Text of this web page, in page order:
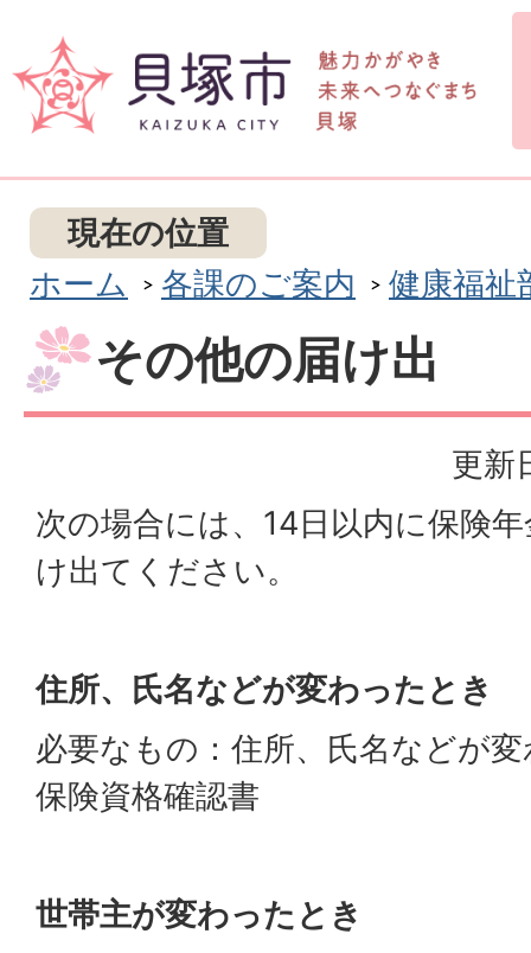
現在の位置
ホーム
各課のご案内 健康福祉
その他の届け出
更新
次の場合には、14日以内に保険
け出てください。
住所、氏名などが変わったとき
必要なもの：住所、氏名などが
保険資格確認書
世帯主が変わったとき